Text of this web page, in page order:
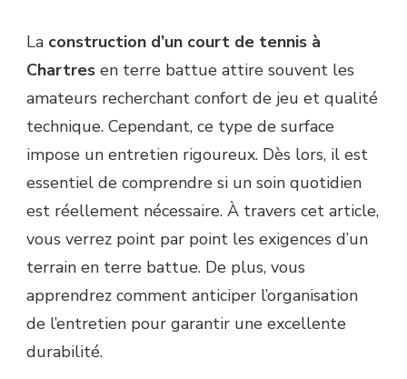
QUE
LA
D’UN
COURT
TENNIS
À
EN
TERRE
NÉCESSITE
UN
ENTRETIEN
QUOTIDIEN
La construction d’un court de tennis à
Chartres en terre battue attire souvent les
amateurs recherchant confort de jeu et qualité
technique. Cependant, ce type de surface
impose un entretien rigoureux. Dès lors, il est
essentiel de comprendre si un soin quotidien
est réellement nécessaire. À travers cet article,
vous verrez point par point les exigences d’un
terrain en terre battue. De plus, vous
apprendrez comment anticiper l’organisation
de l’entretien pour garantir une excellente
durabilité.